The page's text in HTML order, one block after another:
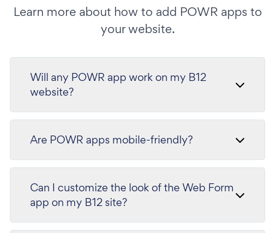
Learn more about how to add POWR apps to
your website.
Will any POWR app work on my B12
website?
Are POWR apps mobile-friendly?
Can I customize the look of the Web Form
app on my B12 site?